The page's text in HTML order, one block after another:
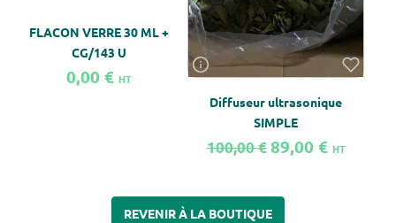
FLACON VERRE 30 ML +
CG/143 U
0,00 € HT
Diffuseur ultrasonique
SIMPLE
100,00 € 89,00 € HT
REVENIR À LA BOUTIQUE